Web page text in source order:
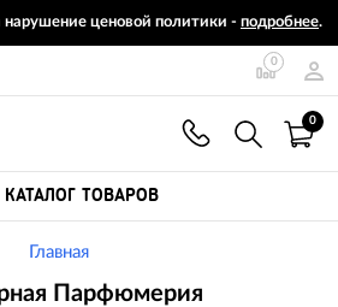
ценовой политики - подробнее.
0
0
КАТАЛОГ ТОВАРОВ
Главная
Парфюмерия